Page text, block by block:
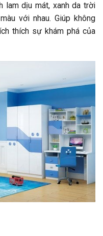
lam dịu mát, xanh da trời
với nhau. Giúp không
thích sự khám phá của